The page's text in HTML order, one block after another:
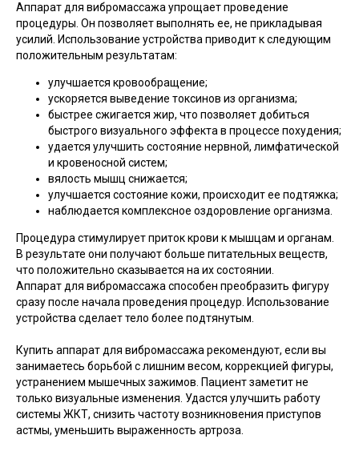
Аппарат для вибромассажа упрощает проведение
процедуры. Он позволяет выполнять ее, не прикладывая
усилий. Использование устройства приводит к следующим
положительным результатам:
улучшается кровообращение;
ускоряется выведение токсинов из организма;
быстрее сжигается жир, что позволяет добиться
быстрого визуального эффекта в процессе похудения;
удается улучшить состояние нервной, лимфатической
и кровеносной систем;
вялость мышц снижается;
улучшается состояние кожи, происходит ее подтяжка;
наблюдается комплексное оздоровление организма.
Процедура стимулирует приток крови к мышцам и органам.
В результате они получают больше питательных веществ,
что положительно сказывается на их состоянии.
Аппарат для вибромассажа способен преобразить фигуру
сразу после начала проведения процедур. Использование
устройства сделает тело более подтянутым.
Купить аппарат для вибромассажа рекомендуют, если вы
занимаетесь борьбой с лишним весом, коррекцией фигуры,
устранением мышечных зажимов. Пациент заметит не
только визуальные изменения. Удастся улучшить работу
системы ЖКТ, снизить частоту возникновения приступов
астмы, уменьшить выраженность артроза.